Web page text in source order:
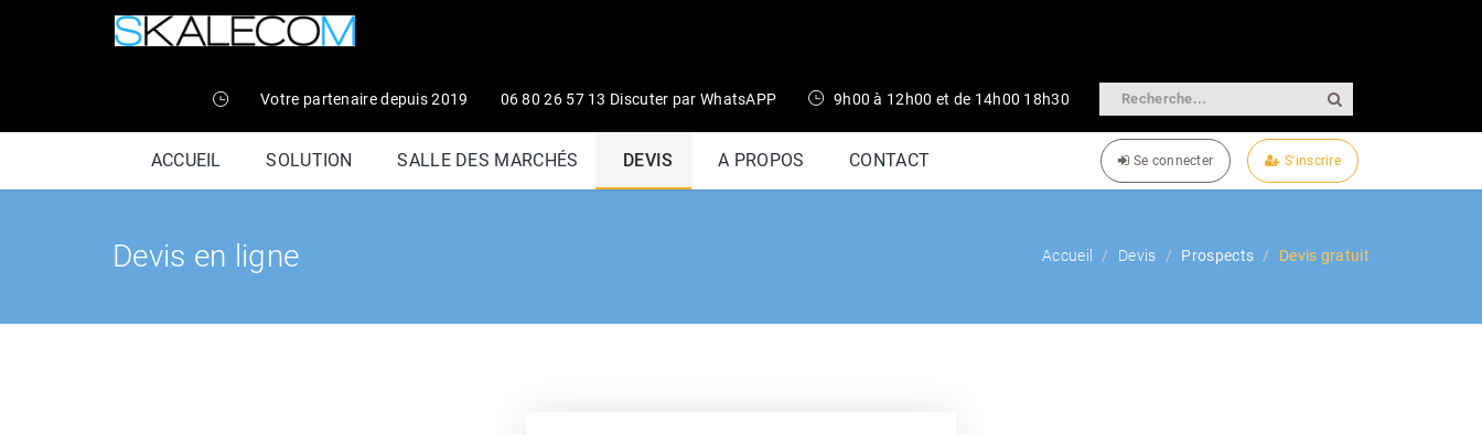
Votre partenaire depuis 2019 06 80 26 57 13 Discuter par WhatsAPP 9h00 à 12h00 et de 14h00 18h30
ACCUEIL SOLUTION SALLE DES MARCHÉS DEVIS A PROPOS CONTACT S'inscrire
Se connecter
Devis en ligne Accueil Devis Prospects Devis gratuit